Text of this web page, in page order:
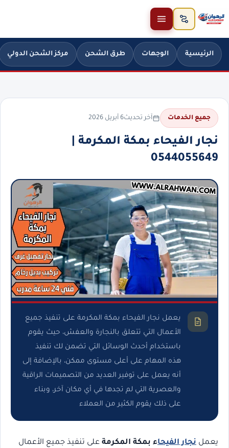
تخطَّ إلى المحتوى
الرئيسية الوجهات طرق الشحن مركز الشحن الدولي
جميع الخدمات آخر تحديث6 أبريل 2026
نجار الفيحاء بمكة المكرمة |
0544055649⁩
يعمل نجار الفيحاء بمكة المكرمة على تنفيذ جميع
الأعمال التي تتعلق بالنجارة والعفش، حيث يقوم
باستخدام أحدث الوسائل التي تضمن لك تنفيذ
هذه المهام على أعلى مستوى ممكن، بالإضافة إلى
أنه يعمل على توفير العديد من التصميمات الراقية
والعصرية التي لم تجدها في أي مكان آخر، وبناء
على ذلك يقوم الكثير من العملاء
يعمل نجار الفيحاء بمكة المكرمة على تنفيذ جميع الأعمال